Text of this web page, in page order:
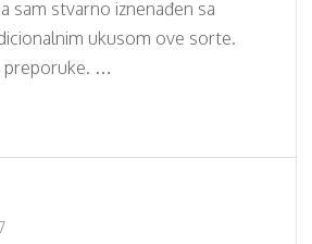
sam stvarno iznenađen sa
ukusom ove sorte.
preporuke. …